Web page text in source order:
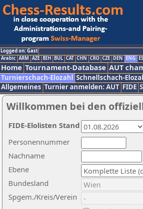
Logged on: Gast
Arabic ARM AZE BIH BUL CAT CHN CRO CZE DEN ENG
Home Tournament-Database AUT
Turnierschach-Elozahl Schnellschach-
Allgemeines Turnier anmelden: AUT FIDE
Willkommen bei den
Nachname
Ebene
Personennummer
Bundesland
Spgem./Kreis/Verein
FIDE-Elolisten Stand